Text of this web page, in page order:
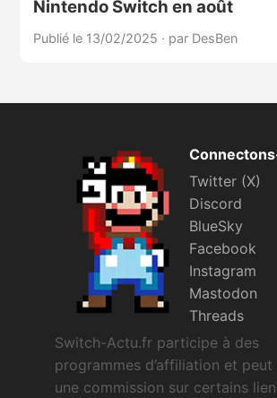
Nintendo Switch en août
Publié le 13/02/2025 · par DesBen
Twitter (X)
Discord
BlueSky
Facebook
Instagram
Mastodon
Threads
Switch-Actu.fr participe à des
programmes d’affiliation et
une commission sur certains